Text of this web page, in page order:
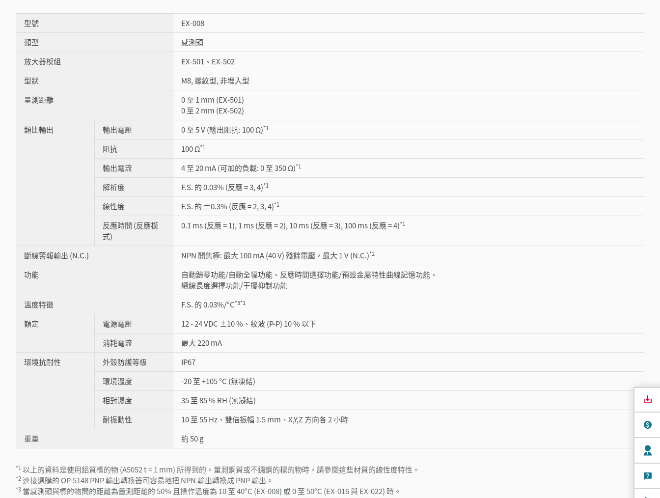
型號
EX-008
類型
感測頭
放大器模組
EX-501、EX-502
型狀
M8, 螺紋型, 非埋入型
量測距離
0 至 1 mm (EX-501)
0 至 2 mm (EX-502)
類比輸出
輸出電壓 0 至 5 V (輸出阻抗: 100 Ω)*1
阻抗 100 Ω*1
輸出電流 4 至 20 mA (可加的負載: 0 至 350 Ω)*1
解析度 F.S. 的 0.03% (反應 = 3, 4)*1
線性度 F.S. 的 ±0.3% (反應 = 2, 3, 4)*1
反應時間 (反應模
式)
0.1 ms (反應 = 1), 1 ms (反應 = 2), 10 ms (反應 = 3), 100 ms (反應 = 4)*1
斷線警報輸出 (N.C.) NPN 開集極: 最大 100 mA (40 V) 殘餘電壓，最大 1 V (N.C.)*2
功能
自動歸零功能/自動全幅功能、反應時間選擇功能/預設金屬特性曲線記憶功能、
纜線長度選擇功能/干擾抑制功能
溫度特徵
F.S. 的 0.03%/°C*3*1
額定 電源電壓
12 - 24 VDC ±10 %、紋波 (P-P) 10 % 以下
消耗電流
最大 220 mA
環境抗耐性
外殼防護等級
IP67
環境溫度
-20 至 +105 °C (無凍結)
相對濕度
35 至 85 % RH (無凝結)
耐振動性
10 至 55 Hz、雙倍振幅 1.5 mm、X,Y,Z 方向各 2 小時
重量
約 50 g
*1 以上的資料是使用鋁質標的物 (A5052 t = 1 mm) 所得到的。量測鋼質或不鏽鋼的標的物時，請參閱這些材質的線性度特性。
*2連接選購的 OP-5148 PNP 輸出轉換器可容易地把 NPN 輸出轉換成 PNP 輸出。
*3 當感測頭與標的物間的距離為量測距離的 50% 且操作溫度為 10 至 40°C (EX-008) 或 0 至 50°C (EX-016 與 EX-022) 時。